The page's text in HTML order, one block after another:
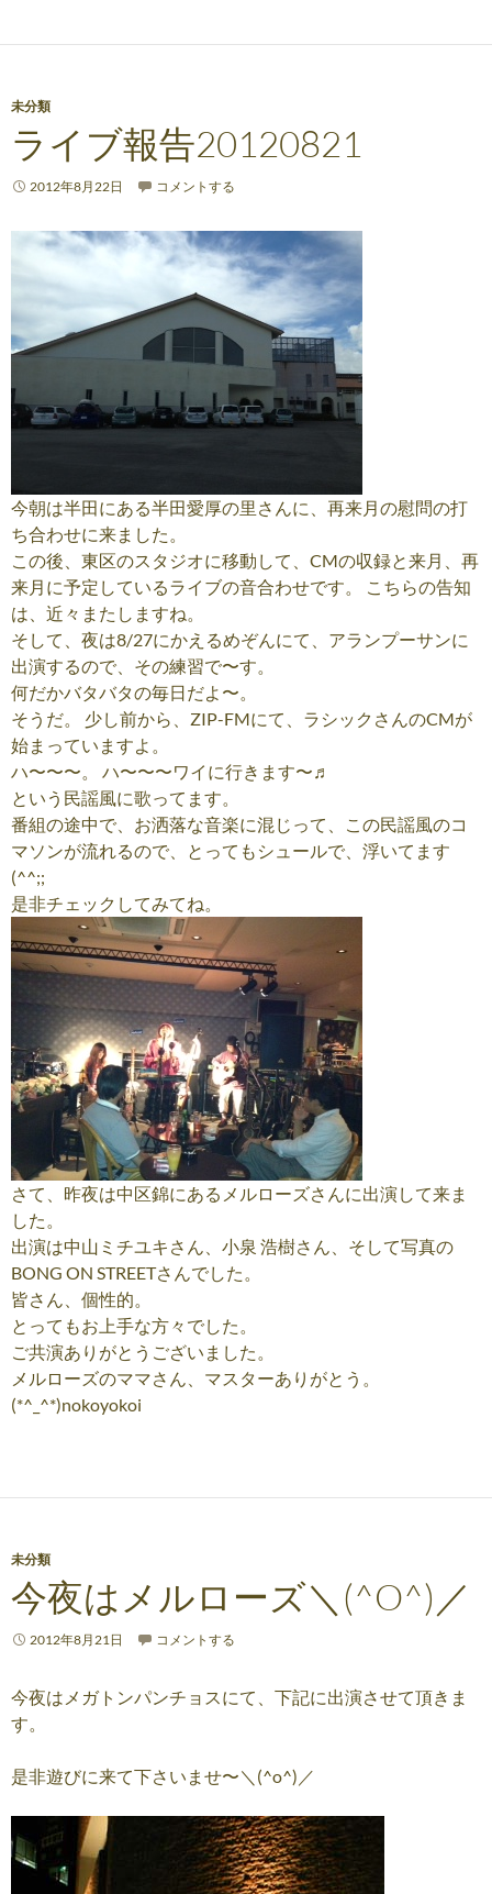
未分類
ライブ報告20120821
2012年8月22日 コメントする
今朝は半田にある半田愛厚の里さんに、再来月の慰問の打
ち合わせに来ました。
この後、東区のスタジオに移動して、CMの収録と来月、再
来月に予定しているライブの音合わせです。 こちらの告知
は、近々またしますね。
そして、夜は8/27にかえるめぞんにて、アランプーサンに
出演するので、その練習で〜す。
何だかバタバタの毎日だよ〜。
そうだ。 少し前から、ZIP-FMにて、ラシックさんのCMが
始まっていますよ。
ハ〜〜〜。 ハ〜〜〜ワイに行きます〜♬
という民謡風に歌ってます。
番組の途中で、お洒落な音楽に混じって、この民謡風のコ
マソンが流れるので、とってもシュールで、浮いてます
(^^;;
是非チェックしてみてね。
さて、昨夜は中区錦にあるメルローズさんに出演して来ま
した。
出演は中山ミチユキさん、小泉 浩樹さん、そして写真の
BONG ON STREETさんでした。
皆さん、個性的。
とってもお上手な方々でした。
ご共演ありがとうございました。
メルローズのママさん、マスターありがとう。
(*^_^*)nokoyokoi
未分類
今夜はメルローズ＼(^O^)／
2012年8月21日 コメントする
今夜はメガトンパンチョスにて、下記に出演させて頂きま
す。
是非遊びに来て下さいませ〜＼(^o^)／